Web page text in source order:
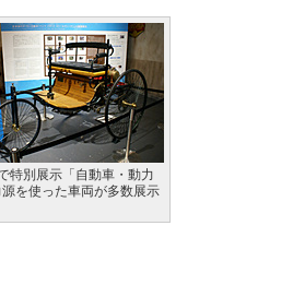
特別展示「自動車・動力
を使った車両が多数展示